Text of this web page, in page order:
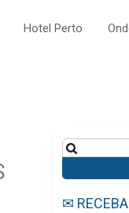
Hotel Perto
Pesquisar
por:
✉